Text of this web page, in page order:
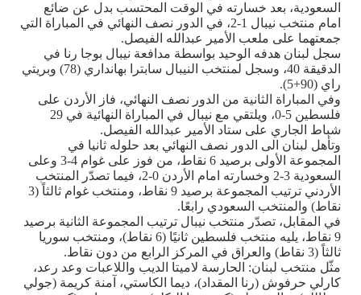
السعودية، بعد خسارته في الوقت المحتسب بدل عن ضائع
امام منتخب نيبال 1-2، في الدور نصف النهائي في المباراة التي
جمعتهما على ملعب الأمير عبدالله الفيصل.
سجل لبنان هدفه الوحيد بواسطة مدافعة نيبال بوجا رنا في
الدقيقة 40، وسجل لمنتخب النيبال سابترا بهانداري (78) وبريتي
راي (90+5).
وفي المباراة الثانية من الدور نصف النهائي، فاز الأردن على
فلسطين 5-0، ويلتقي مع نيبال في المباراة النهائية في 29
شباط الجاري على ستاد الأمير عبدالله الفيصل.
وتأهل لبنان الى الدور نصف النهائي بعد حلوله ثانيا في
المجموعة الأولى برصيد 6 نقاط، من فوز على غوام 4-3 وعلى
السعودية 3-2 وخسارته امام الأردن 0-2، فيما تصدّر المنتخب
الأردني ترتيب المجموعة برصيد 9 نقاط، ومنتخب غوام ثالثاً (3
نقاط) والمنتخب السعودي رابعًا.
في المقابل، تصدّر منتخب نيبال ترتيب المجموعة الثانية برصيد
9 نقاط، يليه منتخب فلسطين ثانيًا (6 نقاط)، ومنتخب سوريا
ثالثاً (3 نقاط) والعراق في المركز الرابع من دون نقاط.
مثّل منتخب لبنان: الحارسة لاميتا الديب واللاعبات وعد رعد،
كارلي حرفوش (رنا المقداد)، ديما الكاستي، آمنة كريمة (جولي